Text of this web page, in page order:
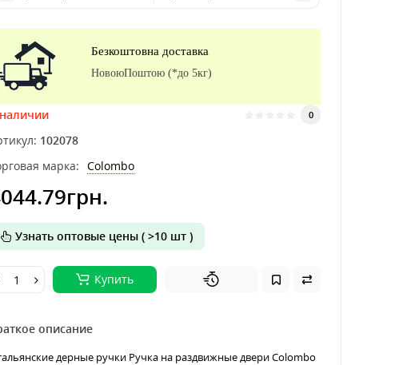
Безкоштовна доставка
НовоюПоштою (*до 5кг)
0
102078
марка: Colombo
Узнать оптовые цены ( >10 шт )
Купить
описание
дерные ручки Ручка на раздвижные двери Colombo